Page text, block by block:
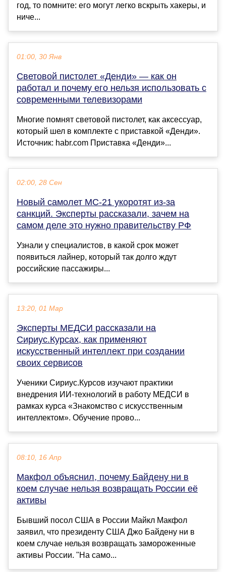
год, то помните: его могут легко вскрыть хакеры, и
ниче...
01:00, 30 Янв
Световой пистолет «Денди» — как он
работал и почему его нельзя использовать с
современными телевизорами
Многие помнят световой пистолет, как аксессуар,
который шел в комплекте с приставкой «Денди».
Источник: habr.com Приставка «Денди»...
02:00, 28 Сен
Новый самолет МС-21 укоротят из-за
санкций. Эксперты рассказали, зачем на
самом деле это нужно правительству РФ
Узнали у специалистов, в какой срок может
появиться лайнер, который так долго ждут
российские пассажиры...
13:20, 01 Мар
Эксперты МЕДСИ рассказали на
Сириус.Курсах, как применяют
искусственный интеллект при создании
своих сервисов
Ученики Сириус.Курсов изучают практики
внедрения ИИ-технологий в работу МЕДСИ в
рамках курса «Знакомство с искусственным
интеллектом». Обучение прово...
08:10, 16 Апр
Макфол объяснил, почему Байдену ни в
коем случае нельзя возвращать России её
активы
Бывший посол США в России Майкл Макфол
заявил, что президенту США Джо Байдену ни в
коем случае нельзя возвращать замороженные
активы России. "На само...